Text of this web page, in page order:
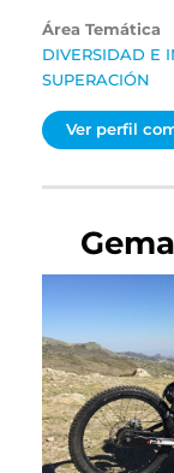
Área Temática
DIVERSIDAD E
SUPERACIÓN
Ver perfil